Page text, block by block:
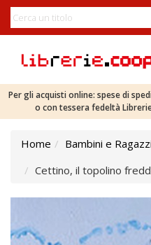
Per gli acquisti online: spese di
o con tessera fedeltà
Home Bambini e Ragazzi
Cettino, il topolino